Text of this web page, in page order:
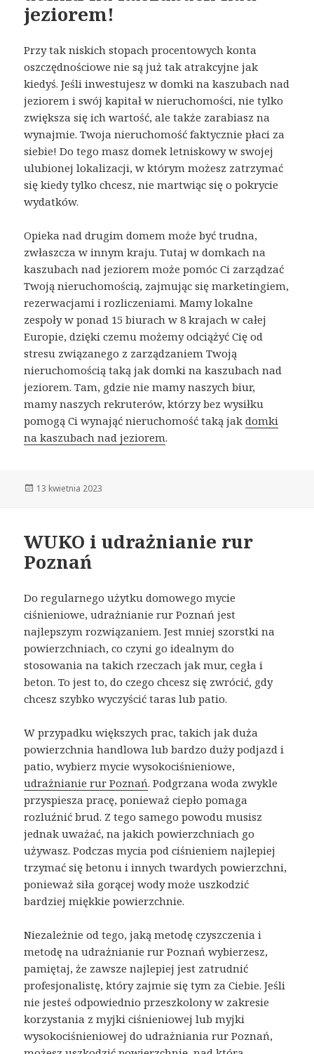
jeziorem!
Przy tak niskich stopach procentowych konta
oszczędnościowe nie są już tak atrakcyjne jak
kiedyś. Jeśli inwestujesz w domki na kaszubach nad
jeziorem i swój kapitał w nieruchomości, nie tylko
zwiększa się ich wartość, ale także zarabiasz na
wynajmie. Twoja nieruchomość faktycznie płaci za
siebie! Do tego masz domek letniskowy w swojej
ulubionej lokalizacji, w którym możesz zatrzymać
się kiedy tylko chcesz, nie martwiąc się o pokrycie
wydatków.
Opieka nad drugim domem może być trudna,
zwłaszcza w innym kraju. Tutaj w domkach na
kaszubach nad jeziorem może pomóc Ci zarządzać
Twoją nieruchomością, zajmując się marketingiem,
rezerwacjami i rozliczeniami. Mamy lokalne
zespoły w ponad 15 biurach w 8 krajach w całej
Europie, dzięki czemu możemy odciążyć Cię od
stresu związanego z zarządzaniem Twoją
nieruchomością taką jak domki na kaszubach nad
jeziorem. Tam, gdzie nie mamy naszych biur,
mamy naszych rekruterów, którzy bez wysiłku
pomogą Ci wynająć nieruchomość taką jakdomki
na kaszubach nad jeziorem.
Opublikowano
13 kwietnia 2023
WUKO i udrażnianie rur
Poznań
Do regularnego użytku domowego mycie
ciśnieniowe, udrażnianie rur Poznań jest
najlepszym rozwiązaniem. Jest mniej szorstki na
powierzchniach, co czyni go idealnym do
stosowania na takich rzeczach jak mur, cegła i
beton. To jest to, do czego chcesz się zwrócić, gdy
chcesz szybko wyczyścić taras lub patio.
W przypadku większych prac, takich jak duża
powierzchnia handlowa lub bardzo duży podjazd i
patio, wybierz mycie wysokociśnieniowe,
udrażnianie rur Poznań. Podgrzana woda zwykle
przyspiesza pracę, ponieważ ciepło pomaga
rozluźnić brud. Z tego samego powodu musisz
jednak uważać, na jakich powierzchniach go
używasz. Podczas mycia pod ciśnieniem najlepiej
trzymać się betonu i innych twardych powierzchni,
ponieważ siła gorącej wody może uszkodzić
bardziej miękkie powierzchnie.
Niezależnie od tego, jaką metodę czyszczenia i
metodę na udrażnianie rur Poznań wybierzesz,
pamiętaj, że zawsze najlepiej jest zatrudnić
profesjonalistę, który zajmie się tym za Ciebie. Jeśli
nie jesteś odpowiednio przeszkolony w zakresie
korzystania z myjki ciśnieniowej lub myjki
wysokociśnieniowej do udrażniania rur Poznań,